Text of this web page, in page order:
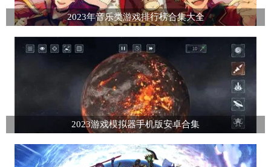
2023年音乐类游戏排行榜合集大全
2023游戏模拟器手机版安卓合集